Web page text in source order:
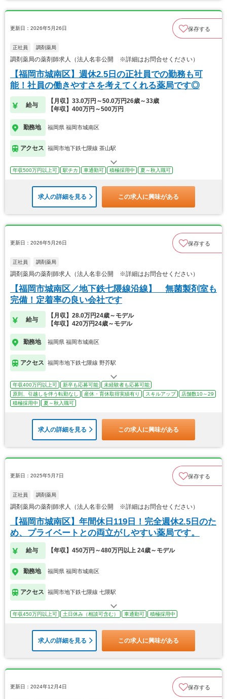
更新日：2026年5月26日 保存する
正社員 調剤薬局
調剤薬局の薬剤師求人（法人名非公開 ※詳細はお問合せください）
【福岡市城南区】週休2.5日の正社員での勤務も可
能！社員の働きやすさを考えてくれる薬局です◎
給与
【月収】33.0万円～50.0万円26歳～33歳
【年収】400万円～500万円
勤務地 福岡県 福岡市城南区
アクセス 福岡市地下鉄七隈線 茶山駅
年収500万円以上可 駅チカ 車通勤可 積極採用中 夏～秋入職可
求人の詳細を見る この求人に興味がある
更新日：2026年5月26日 保存する
正社員 調剤薬局
調剤薬局の薬剤師求人（法人名非公開 ※詳細はお問合せください）
【福岡市城南区／地下鉄七隈線沿線】 無菌製剤室も
完備！定着率の良い会社です
給与
【月収】28.0万円24歳～モデル
【年収】420万円24歳～モデル
勤務地 福岡県 福岡市城南区
アクセス 福岡市地下鉄七隈線 野芥駅
年収400万円以上可 新卒も応募可能
未経験者も応募可能
原則、引越しを伴う転勤なし
産休・育休取得実績有り スキルアップ
店舗数10～29
積極採用中
夏～秋入職可
求人の詳細を見る この求人に興味がある
更新日：2025年5月7日 保存する
正社員 調剤薬局
調剤薬局の薬剤師求人（法人名非公開 ※詳細はお問合せください）
【福岡市城南区】年間休日119日！完全週休2.5日のた
め、プライベートとの両立がしやすい薬局です。
給与 【年収】450万円～480万円以上 24歳～モデル
勤務地 福岡県 福岡市城南区
アクセス 福岡市地下鉄七隈線 七隈駅
年収450万円以上可 土日休み（相談可含む） 車通勤可 積極採用中
求人の詳細を見る この求人に興味がある
更新日：2024年12月4日 保存する